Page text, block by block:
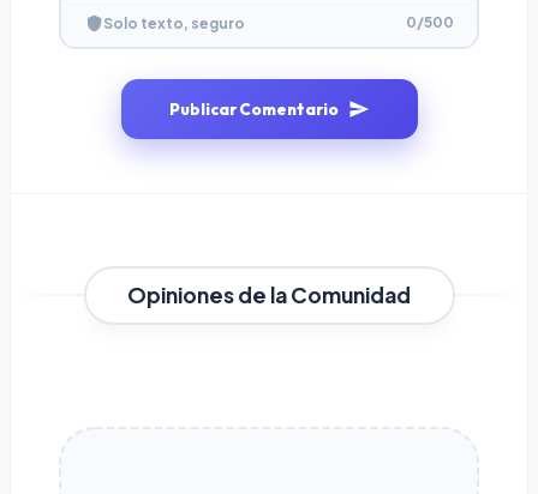
Solo texto, seguro 0/500
Publicar Comentario
Opiniones de la Comunidad